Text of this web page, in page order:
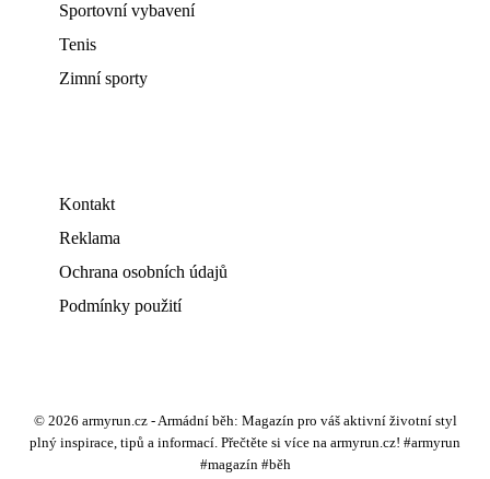
Sportovní vybavení
Tenis
Zimní sporty
Kontakt
Reklama
Ochrana osobních údajů
Podmínky použití
© 2026 armyrun.cz - Armádní běh: Magazín pro váš aktivní životní styl
plný inspirace, tipů a informací. Přečtěte si více na armyrun.cz! #armyrun
#magazín #běh